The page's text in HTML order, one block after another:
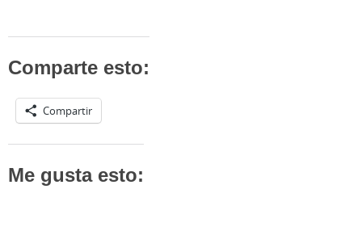
Comparte esto:
Compartir
Me gusta esto: